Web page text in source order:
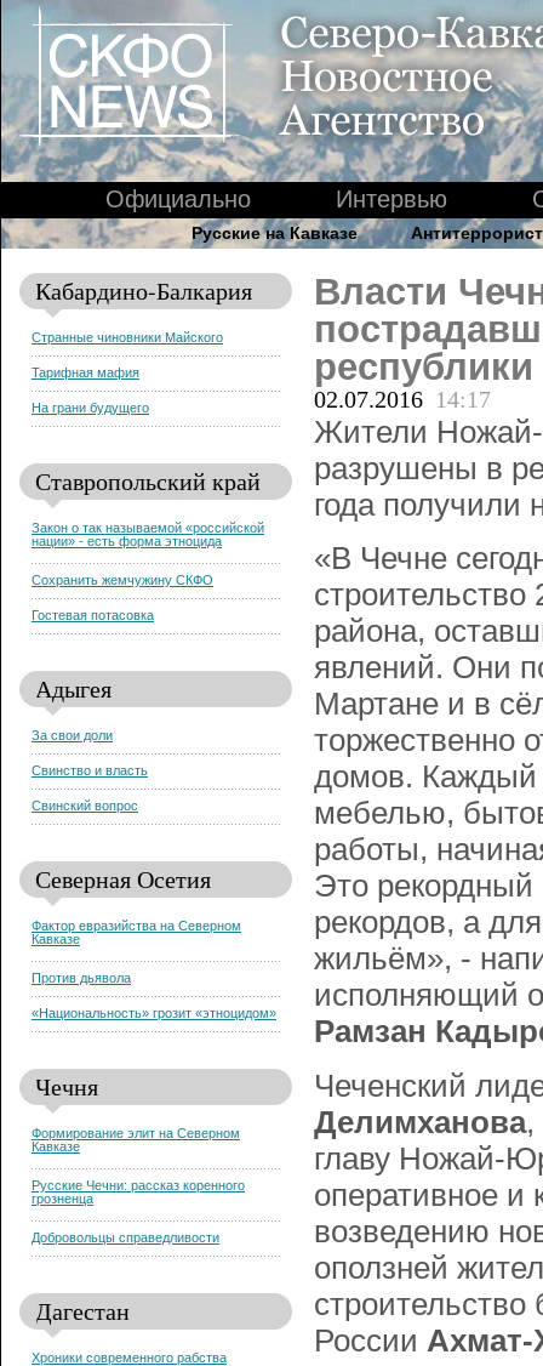
Официально Интервью
Русские на Кавказе
Кабардино-Балкария
Странные чиновники Майского
Тарифная мафия
На грани будущего
Ставропольский край
Закон о так называемой «российской
нации» - есть форма этноцида
Сохранить жемчужину СКФО
Гостевая потасовка
Адыгея
За свои доли
Свинство и власть
Свинский вопрос
Северная Осетия
Фактор евразийства на Северном
Кавказе
Против дьявола
«Национальность» грозит «этноцидом»
Чечня
Формирование элит на Северном
Кавказе
Русские Чечни: рассказ коренного
грозненца
Добровольцы справедливости
Дагестан
Хроники современного рабства
Власти
республики
02.07.2016 14:17
Жители Ножай-
разрушены в
года получили
«В Чечне
района,
явлений. Они
Мартане и в
торжественно
домов. Каждый
мебелью,
работы,
Это рекордный
рекордов, а
жильём», -
исполняющий
Рамзан
Чеченский
Делимханова,
главу Ножай-
оперативное и
возведению
оползней
России